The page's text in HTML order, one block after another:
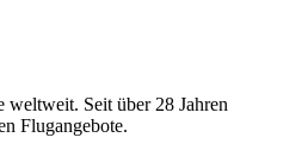
weltweit. Seit über 28 Jahren
Flugangebote.